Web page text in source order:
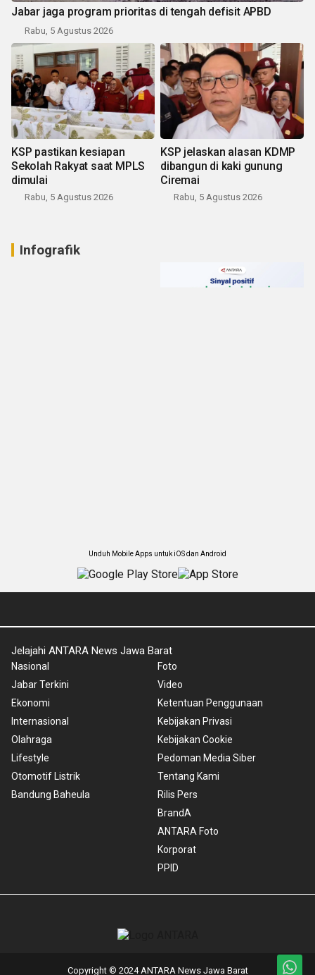
Jabar jaga program prioritas di tengah defisit APBD
Rabu, 5 Agustus 2026
KSP pastikan kesiapan
Sekolah Rakyat saat MPLS
dimulai
Rabu, 5 Agustus 2026
KSP jelaskan alasan KDMP
dibangun di kaki gunung
Ciremai
Rabu, 5 Agustus 2026
Infografik
Unduh Mobile Apps untuk iOS dan Android
Jelajahi ANTARA News Jawa Barat
Nasional
Jabar Terkini
Ekonomi
Internasional
Olahraga
Lifestyle
Otomotif Listrik
Bandung Baheula
Foto
Video
Ketentuan Penggunaan
Kebijakan Privasi
Kebijakan Cookie
Pedoman Media Siber
Tentang Kami
Rilis Pers
BrandA
ANTARA Foto
Korporat
PPID
Copyright © 2024 ANTARA News Jawa Barat